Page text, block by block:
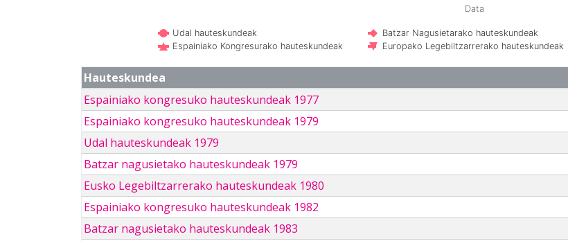
Data
Udal hauteskundeak Batzar Nagusietarako hauteskundeak
Espainiako Kongresurako hauteskundeak
Europako Legebiltzarrerako hauteskundeak
Hauteskundea
Espainiako kongresuko hauteskundeak 1977
Espainiako kongresuko hauteskundeak 1979
Udal hauteskundeak 1979
Batzar nagusietako hauteskundeak 1979
Eusko Legebiltzarrerako hauteskundeak 1980
Espainiako kongresuko hauteskundeak 1982
Batzar nagusietako hauteskundeak 1983